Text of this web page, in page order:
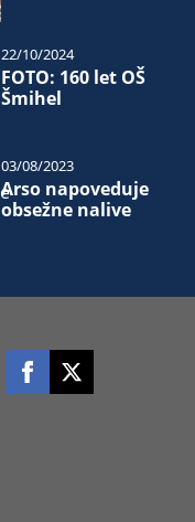
FOTO: 160 let OŠ
Šmihel
22/10/2024
Arso napoveduje
obsežne nalive
03/08/2023